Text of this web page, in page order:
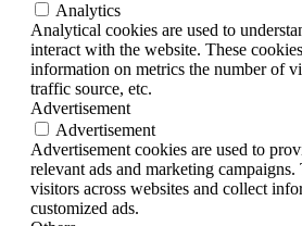
Analytics
Analytical cookies are used to
interact with the website. These
information on metrics the number of
traffic source, etc.
Advertisement
Advertisement
Advertisement cookies are used to
relevant ads and marketing
visitors across websites and collect
customized ads.